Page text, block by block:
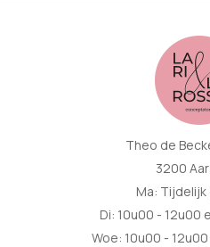
Theo de
3200
Ma:
Di: 10u00 - 12u00
Woe: 10u00 - 12u00